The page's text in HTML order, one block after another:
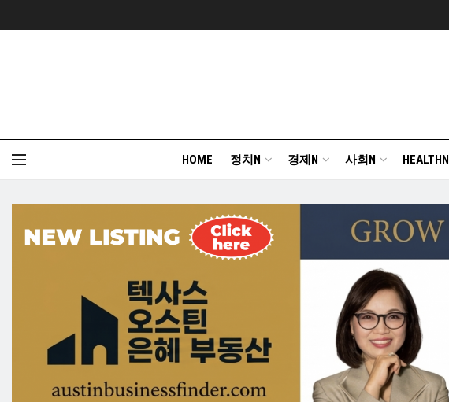
HOME 정치N 경제N 사회N HEALTHN